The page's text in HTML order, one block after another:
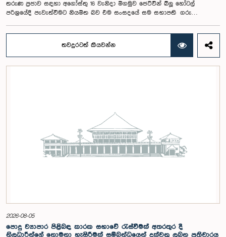
තරුණ ප්‍රජාව සඳහා අගෝස්තු 16 වැනිදා මීගමුව ජෙට්වින් බ්ලූ හෝටල්
පරිශ්‍රයේදී පැවැත්වීමට නියමිත බව එම සංසදයේ සම සභාපති ගරු
සහභාගීත්වයෙන් විවෘත පාර්ලිමේන්තු සංකල්පය තවදුරටත් ප්‍රවර්ධනය කිරීමේ
අරමුණින් මෙම වැඩමුළු මාලාව සංවිධානය කෙරෙන අතර සංසදයේ සාමාජික
මන්ත්‍රීවරු මෙන්ම ගම්පහ දිස්ත්‍රික් පාර්ලිමේන්තු මන්ත්‍රීවරුන් ද මෙම අවස්ථාවට
සංසදයේ සාමාජික මන්ත්‍රීවරු සහ වැඩමුළු මාලාව සඳහා අනුග්‍රාහකත්වය
සපයන සංවර්ධන සහකරු වන CII (Coalition for Inclusive Impact)
ආයතනයේ නියෝජිතයෝ එක්ව සිටියහ.මෙම වැඩමුළුව සඳහා සහභාගීවීමට
අපේක්ෂා කරන ගම්පහ දිස්ත්‍රික්කයේ වයස අවු 18 – 35 අතර තරුණ තරුණියන්
https://forms.gle/aVp5UzhLbtPSmVap8 සබැඳිය ඔස්සේ අදාළ පෝරමය
සම්පූර්ණ කොට ලියාපදිංචි විය විය යුතුය.
තවදුරටත් කියවන්න
2026-08-05
පොදු ව්‍යාපාර පිළිබඳ කාරක සභාවේ රැස්වීමක් අතරතුර දී
නිලධාරීන්ගේ නොමනා හැසිරීමක් සම්බන්ධයෙන් දක්වනු ලබන ප්‍රතිචාරය